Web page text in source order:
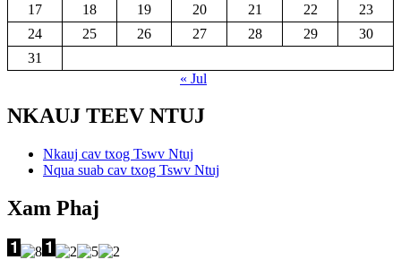
17
18 19 20 21 22
23
24
25 26 27 28 29
30
31
« Jul
NKAUJ TEEV NTUJ
Nkauj cav txog Tswv Ntuj
Nqua suab cav txog Tswv Ntuj
Xam Phaj